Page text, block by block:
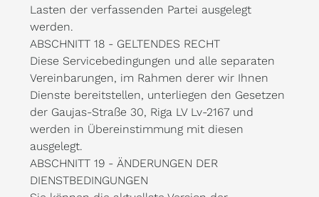
Lasten der verfassenden Partei ausgelegt
werden.
ABSCHNITT 18 - GELTENDES RECHT
Diese Servicebedingungen und alle separaten
Vereinbarungen, im Rahmen derer wir Ihnen
Dienste bereitstellen, unterliegen den Gesetzen
der Gaujas-Straße 30, Riga LV Lv-2167 und
werden in Übereinstimmung mit diesen
ausgelegt.
ABSCHNITT 19 - ÄNDERUNGEN DER
DIENSTBEDINGUNGEN